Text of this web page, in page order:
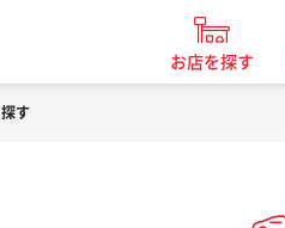
お店を探す
す